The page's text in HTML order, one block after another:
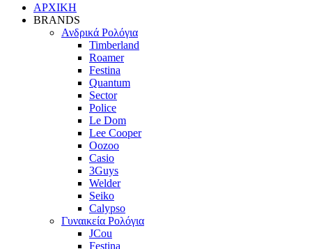
ΑΡΧΙΚΗ
BRANDS
Ανδρικά Ρολόγια
Timberland
Roamer
Festina
Quantum
Sector
Police
Le Dom
Lee Cooper
Oozoo
Casio
3Guys
Welder
Seiko
Calypso
Γυναικεία Ρολόγια
JCou
Festina